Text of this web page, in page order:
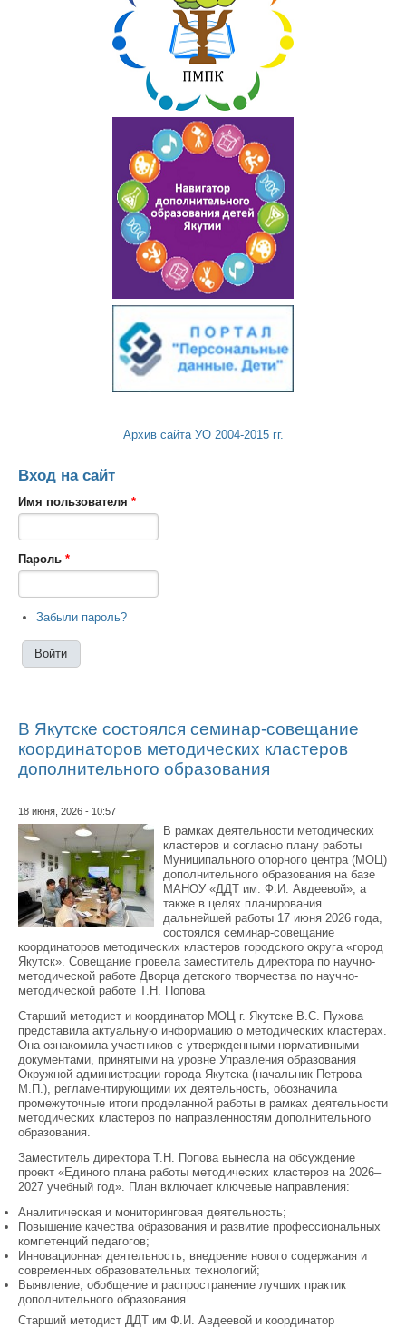
Архив сайта УО 2004-2015 гг.
Вход на сайт
Имя пользователя *
Пароль *
Забыли пароль?
В Якутске состоялся семинар-совещание
координаторов методических кластеров
дополнительного образования
18 июня, 2026 - 10:57
В рамках деятельности методических
кластеров и согласно плану работы
Муниципального опорного центра (МОЦ)
дополнительного образования на базе
МАНОУ «ДДТ им. Ф.И. Авдеевой», а
также в целях планирования
дальнейшей работы 17 июня 2026 года,
состоялся семинар-совещание
координаторов методических кластеров городского округа «город
Якутск». Совещание провела заместитель директора по научно-
методической работе Дворца детского творчества по научно-
методической работе Т.Н. Попова
Старший методист и координатор МОЦ г. Якутске В.С. Пухова
представила актуальную информацию о методических кластерах.
Она ознакомила участников с утвержденными нормативными
документами, принятыми на уровне Управления образования
Окружной администрации города Якутска (начальник Петрова
М.П.), регламентирующими их деятельность, обозначила
промежуточные итоги проделанной работы в рамках деятельности
методических кластеров по направленностям дополнительного
образования.
Заместитель директора Т.Н. Попова вынесла на обсуждение
проект «Единого плана работы методических кластеров на 2026–
2027 учебный год». План включает ключевые направления:
Аналитическая и мониторинговая деятельность;
Повышение качества образования и развитие профессиональных
компетенций педагогов;
Инновационная деятельность, внедрение нового содержания и
современных образовательных технологий;
Выявление, обобщение и распространение лучших практик
дополнительного образования.
Старший методист ДДТ им Ф.И. Авдеевой и координатор